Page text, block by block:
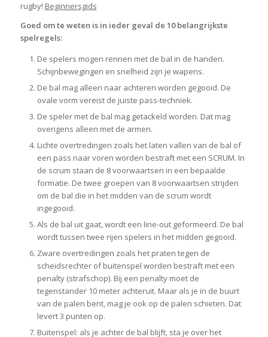
rugby! Beginnersgids
Goed om te weten is in ieder geval de 10 belangrijkste
spelregels:
De spelers mogen rennen met de bal in de handen.
Schijnbewegingen en snelheid zijn je wapens.
De bal mag alleen naar achteren worden gegooid. De
ovale vorm vereist de juiste pass-techniek.
De speler met de bal mag getackeld worden. Dat mag
overigens alleen met de armen.
Lichte overtredingen zoals het laten vallen van de bal of
een pass naar voren worden bestraft met een SCRUM. In
de scrum staan de 8 voorwaartsen in een bepaalde
formatie. De twee groepen van 8 voorwaartsen strijden
om de bal die in het midden van de scrum wordt
ingegooid.
Als de bal uit gaat, wordt een line-out geformeerd. De bal
wordt tussen twee rijen spelers in het midden gegooid.
Zware overtredingen zoals het praten tegen de
scheidsrechter of buitenspel worden bestraft met een
penalty (strafschop). Bij een penalty moet de
tegenstander 10 meter achteruit. Maar als je in de buurt
van de palen bent, mag je ook op de palen schieten. Dat
levert 3 punten op.
Buitenspel: als je achter de bal blijft, sta je over het